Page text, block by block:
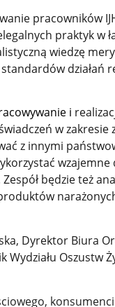
pracowników
praktyk w
wiedzę
działań
i
w zakresie
z innymi
wzajemne
będzie też
Dyrektor Biura
Wydziału Oszustw